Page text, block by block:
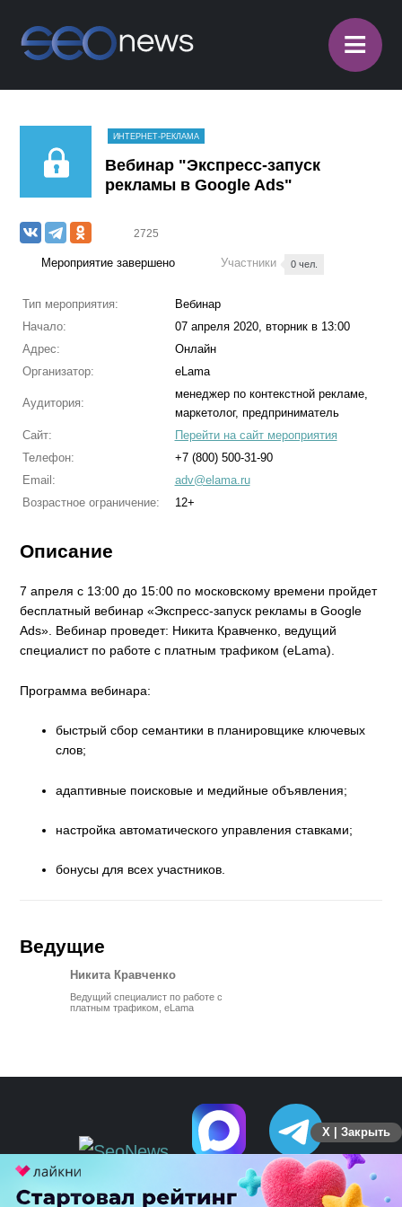
≡
ИНТЕРНЕТ-РЕКЛАМА
Вебинар "Экспресс-запуск
рекламы в Google Ads"
2725
Мероприятие завершено Участники 0 чел.
Тип мероприятия:
Вебинар
Начало:
07 апреля 2020, вторник в 13:00
Адрес:
Онлайн
Организатор:
eLama
Аудитория:
менеджер по контекстной рекламе,
маркетолог, предприниматель
Сайт:
Перейти на сайт мероприятия
Телефон:
+7 (800) 500-31-90
Email:
adv@elama.ru
Возрастное ограничение:
12+
Описание
7 апреля с 13:00 до 15:00 по московскому времени пройдет
бесплатный вебинар «Экспресс-запуск рекламы в Google
Ads». Вебинар проведет: Никита Кравченко, ведущий
специалист по работе с платным трафиком (eLama).
Программа вебинара:
быстрый сбор семантики в планировщике ключевых
слов;
адаптивные поисковые и медийные объявления;
настройка автоматического управления ставками;
бонусы для всех участников.
Ведущие
Никита Кравченко
Ведущий специалист по работе с
платным трафиком, eLama
X | Закрыть
ПЕРЕЙТИ НА ПОЛНУЮ ВЕРСИЮ